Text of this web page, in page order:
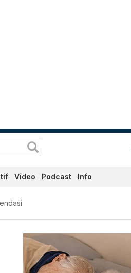
Video Podcast Info